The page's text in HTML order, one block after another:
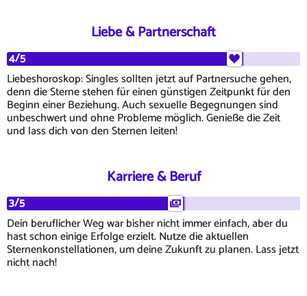
Liebe & Partnerschaft
4/5
Liebeshoroskop: Singles sollten jetzt auf Partnersuche gehen,
denn die Sterne stehen für einen günstigen Zeitpunkt für den
Beginn einer Beziehung. Auch sexuelle Begegnungen sind
unbeschwert und ohne Probleme möglich. Genieße die Zeit
und lass dich von den Sternen leiten!
Karriere & Beruf
3/5
Dein beruflicher Weg war bisher nicht immer einfach, aber du
hast schon einige Erfolge erzielt. Nutze die aktuellen
Sternenkonstellationen, um deine Zukunft zu planen. Lass jetzt
nicht nach!